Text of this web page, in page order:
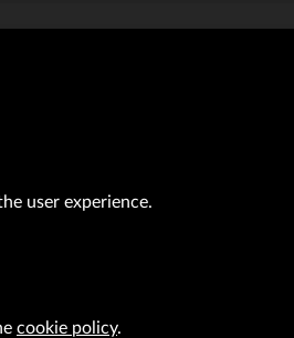
user experience.
cookie policy.